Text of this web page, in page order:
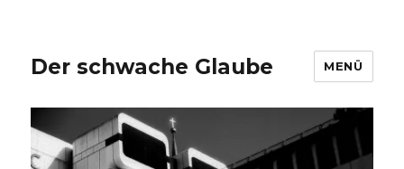
Der schwache Glaube MENÜ